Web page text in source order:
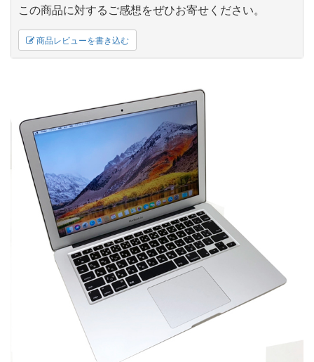
この商品に対するご感想をぜひお寄せください。
商品レビューを書き込む